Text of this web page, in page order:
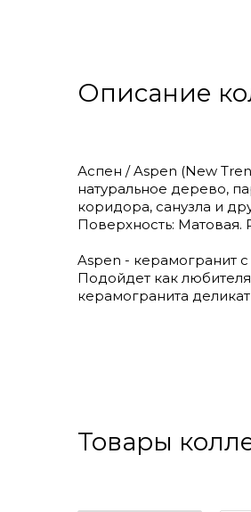
Описание
Аспен / Aspen (New
натуральное дерево,
коридора, санузла и
Поверхность: Матовая.
Aspen - керамогранит
Подойдет как
керамогранита
Товары